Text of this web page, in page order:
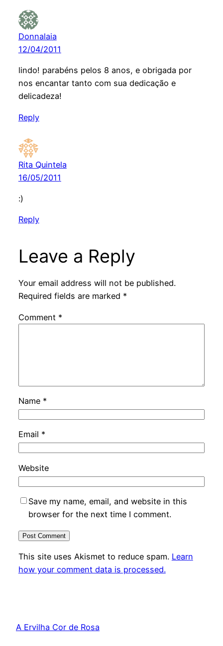
Donnalaia
12/04/2011
lindo! parabéns pelos 8 anos, e obrigada por
nos encantar tanto com sua dedicação e
delicadeza!
Reply
Rita Quintela
16/05/2011
:)
Reply
Leave a Reply
Your email address will not be published.
Required fields are marked *
Comment *
Name *
Email *
Website
Save my name, email, and website in this
browser for the next time I comment.
This site uses Akismet to reduce spam. Learn
how your comment data is processed.
A Ervilha Cor de Rosa